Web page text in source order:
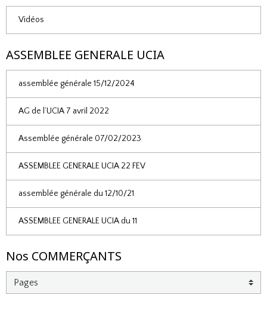
Vidéos
ASSEMBLEE GENERALE UCIA
assemblée générale 15/12/2024
AG de l’UCIA 7 avril 2022
Assemblée générale 07/02/2023
ASSEMBLEE GENERALE UCIA 22 FEV
assemblée générale du 12/10/21
ASSEMBLEE GENERALE UCIA du 11
Nos COMMERÇANTS